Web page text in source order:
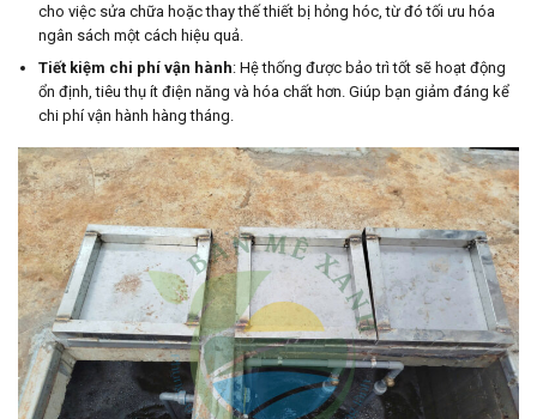
cho việc sửa chữa hoặc thay thế thiết bị hỏng hóc, từ đó tối ưu hóa
ngân sách một cách hiệu quả.
Tiết kiệm chi phí vận hành: Hệ thống được bảo trì tốt sẽ hoạt động
ổn định, tiêu thụ ít điện năng và hóa chất hơn. Giúp bạn giảm đáng kể
chi phí vận hành hàng tháng.